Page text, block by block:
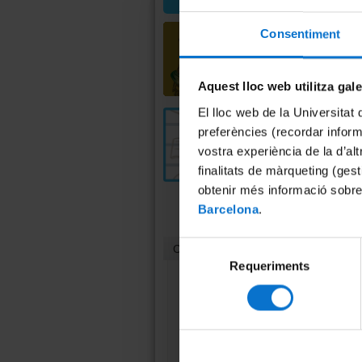
Consentiment
Aquest lloc web utilitza
El lloc web de la Universitat
preferències (recordar
vostra experiència de la
finalitats de màrqueting
obtenir més informació
Barcelona.
Selecció
consentiment
Requeriments
Contacte
Unitat de Cultura
Científica i Innovació